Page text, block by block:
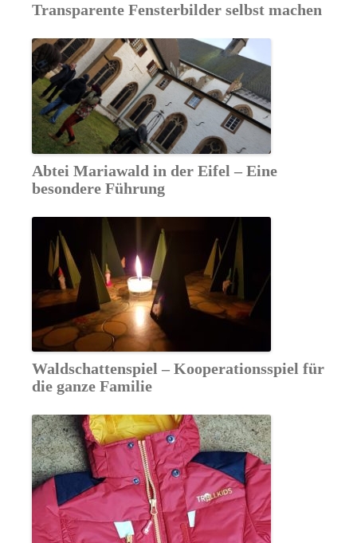
Transparente Fensterbilder selbst machen
Abtei Mariawald in der Eifel – Eine
besondere Führung
Waldschattenspiel – Kooperationsspiel für
die ganze Familie